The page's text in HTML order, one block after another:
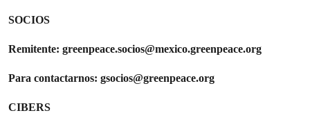
SOCIOS
Remitente: greenpeace.socios@mexico.greenpeace.org
Para contactarnos: gsocios@greenpeace.org
CIBERS